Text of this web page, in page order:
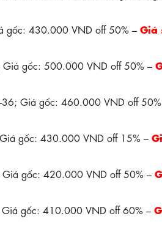
gốc: 430.000 VND off 50% –Giá
Giá gốc: 500.000 VND off 50% –
36; Giá gốc: 460.000 VND off
gốc: 430.000 VND off 15% –
Giá gốc: 420.000 VND off 50% –
Giá gốc: 410.000 VND off 60% –